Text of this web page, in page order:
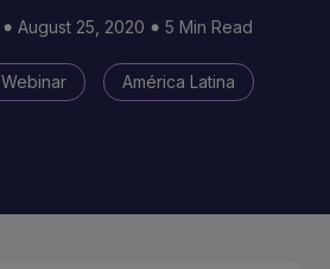
August 25, 2020 5 Min Read
Webinar América Latina